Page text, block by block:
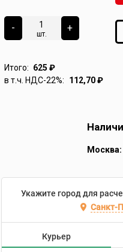
-
шт.
+
Итого: 625 ₽
в т.ч. НДС-22%:
112,70₽
Москва:
Укажите город для
Санкт-
Курьер